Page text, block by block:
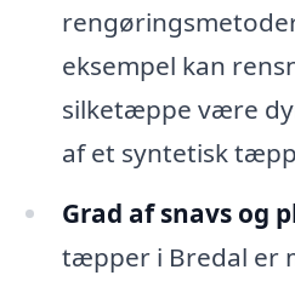
eksempel kan
silketæppe være
af et syntetisk
Grad af snavs og
tæpper i Bredal er